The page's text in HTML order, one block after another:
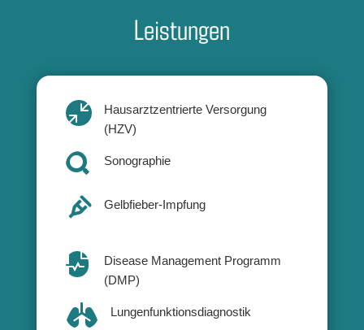
Leistungen

Hausarztzentrierte Versorgung
(HZV)
 Sonographie
 Gelbfieber-Impfung

Disease Management Programm
(DMP)
 Lungenfunktionsdiagnostik